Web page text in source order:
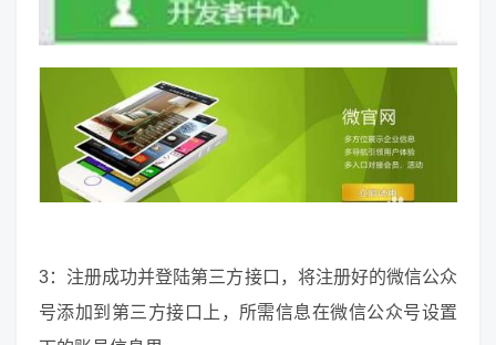
3：注册成功并登陆第三方接口，将注册好的微信公众
号添加到第三方接口上，所需信息在微信公众号设置